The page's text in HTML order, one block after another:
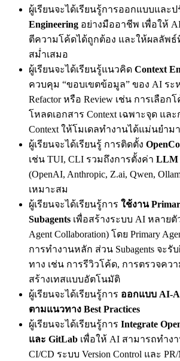
ผู้เรียนจะได้เรียนรู้การออกแบบและป
Engineering อย่างมืออาชีพ เพื่อให้
ตีความโค้ดได้ถูกต้อง และให้ผลลัพ
สม่ำเสมอ
ผู้เรียนจะได้เรียนรู้แนวคิด Context
ควบคุม “ขอบเขตข้อมูล” ของ AI ระห
Refactor หรือ Review เช่น การเลือก
โหลดเอกสาร Context เฉพาะจุด และ
Context ให้โมเดลทำงานได้แม่นยำม
ผู้เรียนจะได้เรียนรู้ การติดตั้ง
เช่น TUI, CLI รวมถึงการตั้งค่า LLM
(OpenAI, Anthropic, Z.ai, Qwen,
เหมาะสม
ผู้เรียนจะได้เรียนรู้การ ใช้งาน
Subagents เพื่อสร้างระบบ AI หลาย
Agent Collaboration) โดย Primary
การทำงานหลัก ส่วน Subagents จะรั
ทาง เช่น การรีวิวโค้ด, การตรวจคว
สร้างเทสแบบอัตโนมัติ
ผู้เรียนจะได้เรียนรู้การ ออกแบบ AI-
ตามแนวทาง Best Practices
ผู้เรียนจะได้เรียนรู้การ Integrate
และ GitLab เพื่อให้ AI สามารถทำง
CI/CD ระบบ Version Control และ